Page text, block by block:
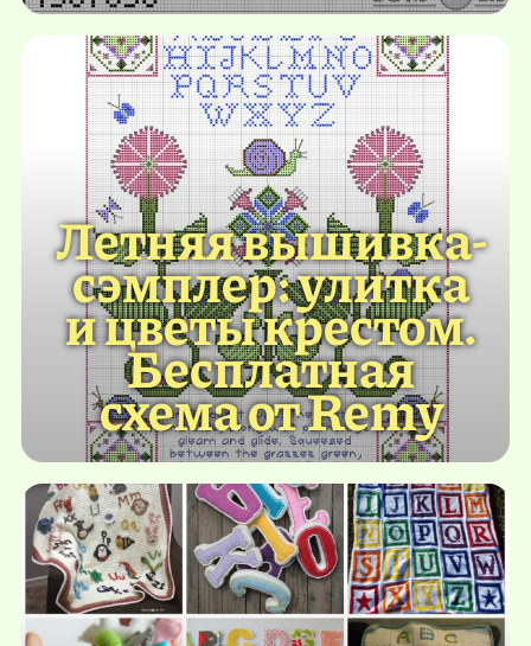
Летняя вышивка-
сэмплер: улитка
и цветы крестом.
Бесплатная
схема от Remy